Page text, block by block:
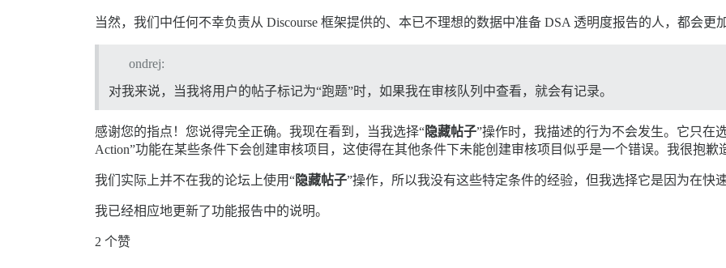
当然，我们中任何不幸负责从 Discourse 框架提供的、本已不理想的数据中准备 DSA 透明度报告的人，都会更
ondrej:
对我来说，当我将用户的帖子标记为“跑题”时，如果我在审核队列中查看，就会有记录。
感谢您的指点！您说得完全正确。我现在看到，当我选择“隐藏帖子”操作时，我描述的行为不会发生。它只在
Action”功能在某些条件下会创建审核项目，这使得在其他条件下未能创建审核项目似乎是一个错误。我很抱歉
我们实际上并不在我的论坛上使用“隐藏帖子”操作，所以我没有这些特定条件的经验，但我选择它是因为在快
我已经相应地更新了功能报告中的说明。
2 个赞